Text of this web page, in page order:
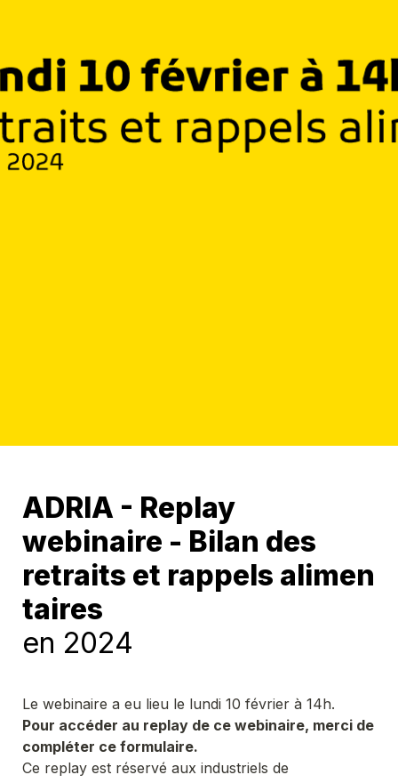
ADRIA - Replay
webinaire - Bilan des
retraits et rappels alimen
en 2024
Pour accéder au replay de ce webinaire, merci de
Ce replay est réservé aux industriels de